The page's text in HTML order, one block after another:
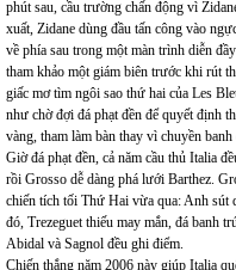
phút sau, cầu trường chấn động vì
xuất, Zidane dùng đầu tấn công vào
về phía sau trong một màn trình diễn
tham khảo một giám biên trước khi rút
giấc mơ tìm ngôi sao thứ hai của Les
như chờ đợi đá phạt đền để quyết định
vàng, tham làm bàn thay vì chuyền
Giờ đá phạt đền, cả năm cầu thủ Italia
rồi Grosso dễ dàng phá lưới Barthez.
chiến tích tối Thứ Hai vừa qua: Anh sút
đó, Trezeguet thiếu may mắn, đá banh
Abidal và Sagnol đều ghi điểm.
Chiến thắng năm 2006 này giúp Italia